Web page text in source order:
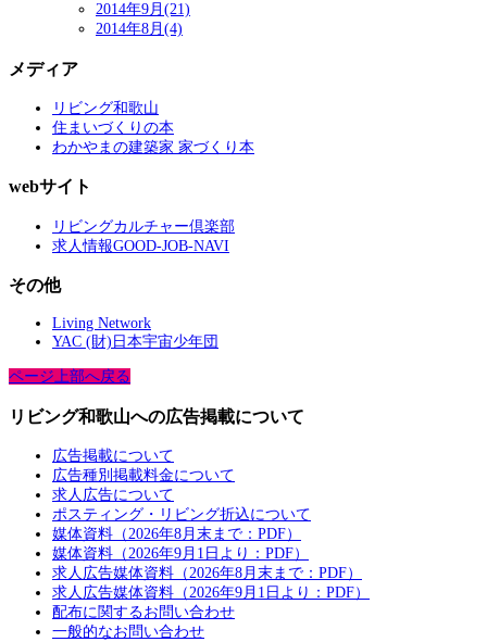
2014年9月(21)
2014年8月(4)
メディア
リビング和歌山
住まいづくりの本
わかやまの建築家 家づくり本
webサイト
リビングカルチャー倶楽部
求人情報GOOD-JOB-NAVI
その他
Living Network
YAC (財)日本宇宙少年団
ページ上部へ戻る
リビング和歌山への広告掲載について
広告掲載について
広告種別掲載料金について
求人広告について
ポスティング・リビング折込について
媒体資料（2026年8月末まで：PDF）
媒体資料（2026年9月1日より：PDF）
求人広告媒体資料（2026年8月末まで：PDF）
求人広告媒体資料（2026年9月1日より：PDF）
配布に関するお問い合わせ
一般的なお問い合わせ